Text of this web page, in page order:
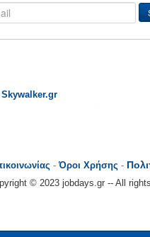
Skywalker.gr
-Όροι Χρήσης -
© 2023 jobdays.gr -- All